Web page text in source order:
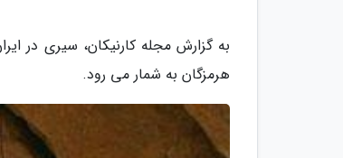
به گزارش مجله کارنیکان، سیری در
هرمزگان به شمار می رود.